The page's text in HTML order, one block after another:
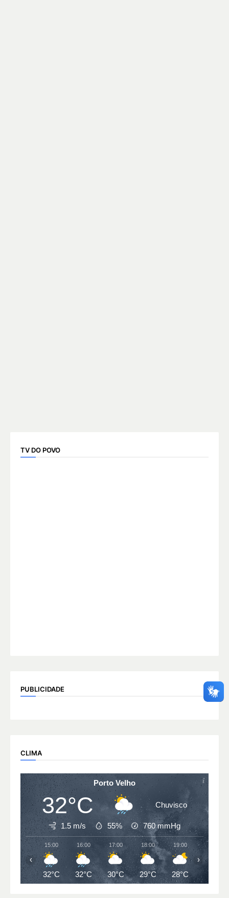
TV DO POVO
PUBLICIDADE
CLIMA
Porto Velho
32°C Chuvisco
1.5 m/s 55% 760mmHg
15:00
32°C
16:00
32°C
17:00
30°C
18:00
29°C
19:00
28°C
20:00
27°C
‹ ›